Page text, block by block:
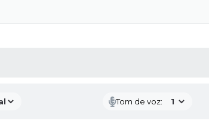
Tom de voz: